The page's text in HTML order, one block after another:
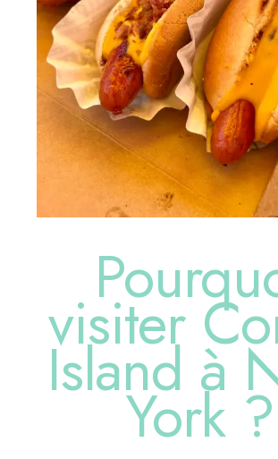
visiter
Island à
York ?